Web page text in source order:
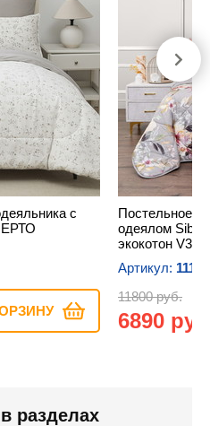
с
Постельное
одеялом
экокотон V3
Артикул:
11800 руб.
6890
разделах